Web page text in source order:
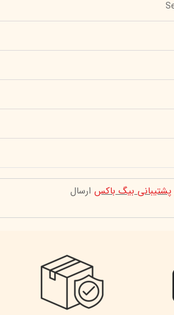
پشتیبانی بیگ باکس ارسال